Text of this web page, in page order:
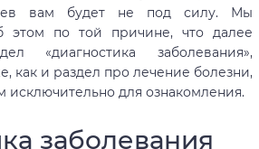
вам будет не под силу. Мы
этом по той причине, что далее
«диагностика заболевания»,
как и раздел про лечение болезни,
исключительно для ознакомления.
заболевания